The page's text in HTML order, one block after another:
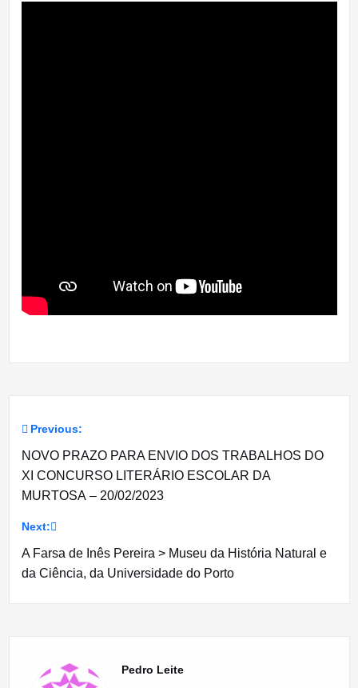
Navegação
de
artigos
Previous:
NOVO PRAZO PARA ENVIO DOS TRABALHOS DO
XI CONCURSO LITERÁRIO ESCOLAR DA
MURTOSA – 20/02/2023
Next:
A Farsa de Inês Pereira > Museu da História Natural e
da Ciência, da Universidade do Porto
Pedro Leite